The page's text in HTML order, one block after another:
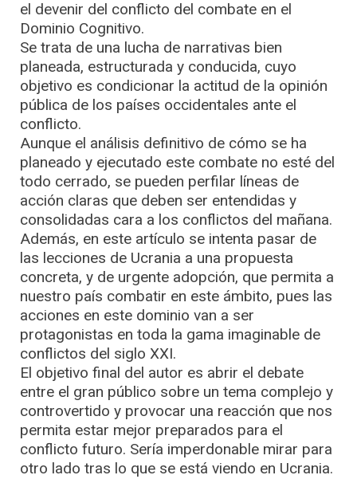
el devenir del conflicto del combate en el
Dominio Cognitivo.
Se trata de una lucha de narrativas bien
planeada, estructurada y conducida, cuyo
objetivo es condicionar la actitud de la opinión
pública de los países occidentales ante el
conflicto.
Aunque el análisis definitivo de cómo se ha
planeado y ejecutado este combate no esté del
todo cerrado, se pueden perfilar líneas de
acción claras que deben ser entendidas y
consolidadas cara a los conflictos del mañana.
Además, en este artículo se intenta pasar de
las lecciones de Ucrania a una propuesta
concreta, y de urgente adopción, que permita a
nuestro país combatir en este ámbito, pues las
acciones en este dominio van a ser
protagonistas en toda la gama imaginable de
conflictos del siglo XXI.
El objetivo final del autor es abrir el debate
entre el gran público sobre un tema complejo y
controvertido y provocar una reacción que nos
permita estar mejor preparados para el
conflicto futuro. Sería imperdonable mirar para
otro lado tras lo que se está viendo en Ucrania.